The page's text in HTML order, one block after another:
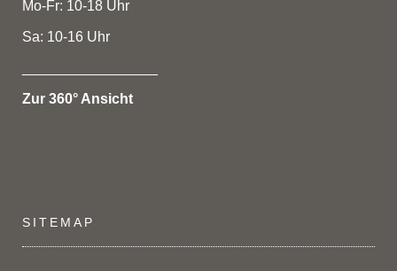
Mo-Fr: 10-18 Uhr
Sa: 10-16 Uhr
Zur 360° Ansicht
SITEMAP